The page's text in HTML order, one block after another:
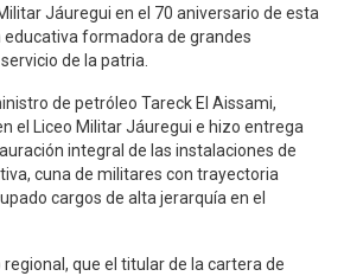
Jáuregui en el 70 aniversario de esta
formadora de grandes
de la patria.
de petróleo Tareck El Aissami,
el Liceo Militar Jáuregui e hizo entrega
integral de las instalaciones de
cuna de militares con trayectoria
cargos de alta jerarquía en el
que el titular de la cartera de